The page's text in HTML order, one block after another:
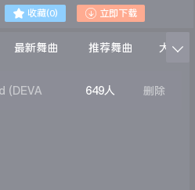
 收藏(0)  立即下载
最新舞曲 推荐舞曲 大家在

(DEVA 649人 删除